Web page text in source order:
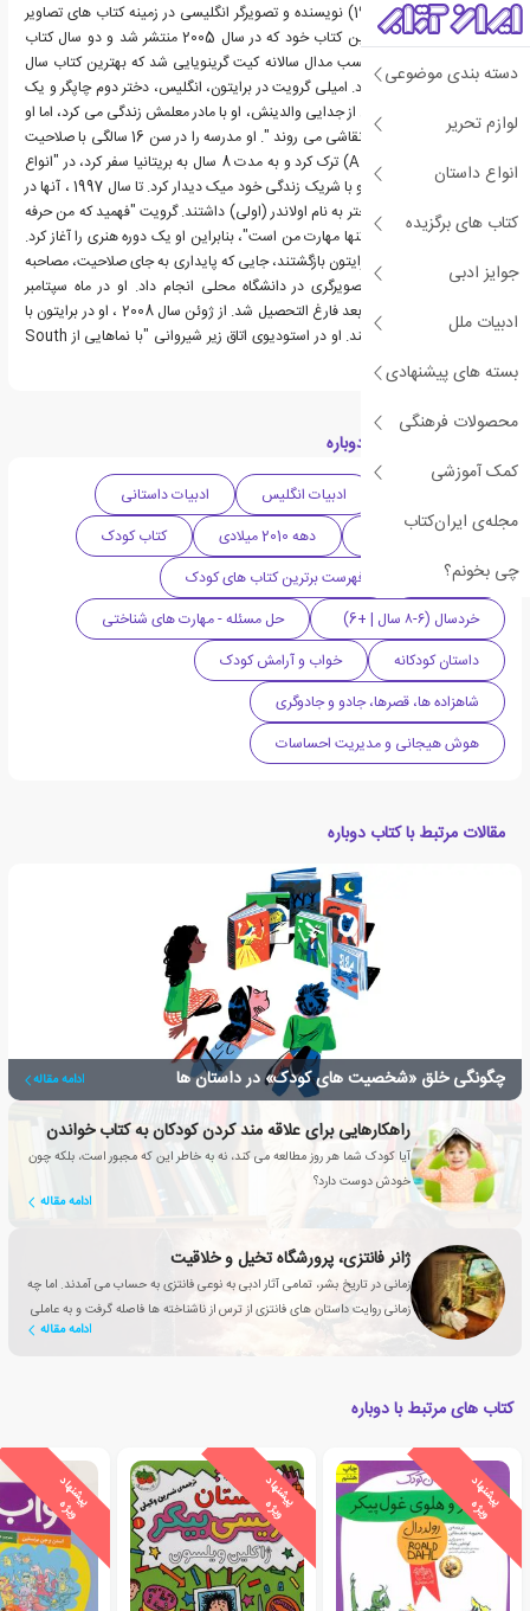
دسته بندی موضوعی
لوازم تحریر
انواع داستان
کتاب های برگزیده
جوایز ادبی
ادبیات ملل
بسته های پیشنهادی
محصولات فرهنگی
کمک آموزشی
مجله‌ی ایران‌کتاب
چی بخونم؟
امیلی گرویت (متولد 1972) نویسنده و تصویرگر انگلیسی در زمینه كتاب های تصاویر
كودكان است. او برای اولین کتاب خود که در سال 2005 منتشر شد و دو سال کتاب
دوباره، مجدداً موفق به کسب مدال سالانه کیت گرینویایی شد که بهترین کتاب سال
کودکان بریتانیا را نشان داد. امیلی گرویت در برایتون، انگلیس، دختر دوم چاپگر و یک
معلم هنر به دنیا آمد. پس از جدایی والدینش، او با مادر معلمش زندگی می کرد، اما او
و پدرش "در موزه ها" به نقاشی می روند ". او مدرسه را در سن 16 سالگی با صلاحیت
GCSE تنها در هنر (درجه A) ترک کرد و به مدت 8 سال به بریتانیا سفر کرد، در "انواع
وسایل نقلیه" زندگی کرد و با شریک زندگی خود میک دیدار کرد. تا سال 1997 ، آنها در
ولز مستقر شدند و یک دختر به نام اولاندر (اولی) داشتند. گرویت "فهمید که من حرفه
ای می خواهم، و نقاشی تنها مهارت من است"، بنابراین او یک دوره هنری را آغاز کرد.
خانواده در سال 2001 به برایتون بازگشتند، جایی که پایداری به جای صلاحیت، مصاحبه
وی را برای دوره درجه تصویرگری در دانشگاه محلی انجام داد. او در ماه سپتامبر
نامنویسی کرد و سه سال بعد فارغ التحصیل شد. از ژوئن سال 2008 ، او در برایتون با
میک و اولی زندگی می کند. او در استودیوی اتاق زیر شیروانی "با نماهایی از South
Downs" کار می کند.
دسته بندی های کتاب دوباره
ادبیات انگلیس
ادبیات داستانی
داستان کمدی (طنز)
دهه 2010 میلادی
کتاب کودک
کتاب مصور
فهرست برترین کتاب های کودک
خردسال (۶-۸ سال | +6)
حل مسئله - مهارت های شناختی
داستان کودکانه
خواب و آرامش کودک
شاهزاده ها، قصرها، جادو و جادوگری
هوش هیجانی و مدیریت احساسات
مقالات مرتبط با کتاب دوباره
چگونگی خلق «شخصیت های کودک» در داستان ها ادامه مقاله
راهکارهایی برای علاقه مند کردن کودکان به کتاب خواندن
آیا کودک شما هر روز مطالعه می کند، نه به خاطر این که مجبور است، بلکه چون
خودش دوست دارد؟
ادامه مقاله
ژانر فانتزی، پرورشگاه تخیل و خلاقیت
زمانی در تاریخ بشر، تمامی آثار ادبی به نوعی فانتزی به حساب می آمدند. اما چه
زمانی روایت داستان های فانتزی از ترس از ناشناخته ها فاصله گرفت و به عاملی
ادامه مقاله
کتاب های مرتبط با دوباره
پ
ی
ش
ن
ه
ا
د
و
ی
ژ
ه پ
ی
ش
ن
ه
ا
د
و
ی
ژ
ه پ
ی
ش
ن
ه
ا
د
و
ی
ژ
ه